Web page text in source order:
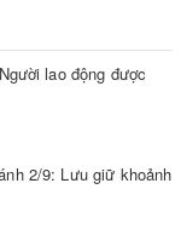
lao động được
2/9: Lưu giữ khoảnh